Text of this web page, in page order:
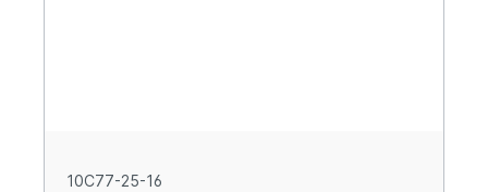
10C77-25-16